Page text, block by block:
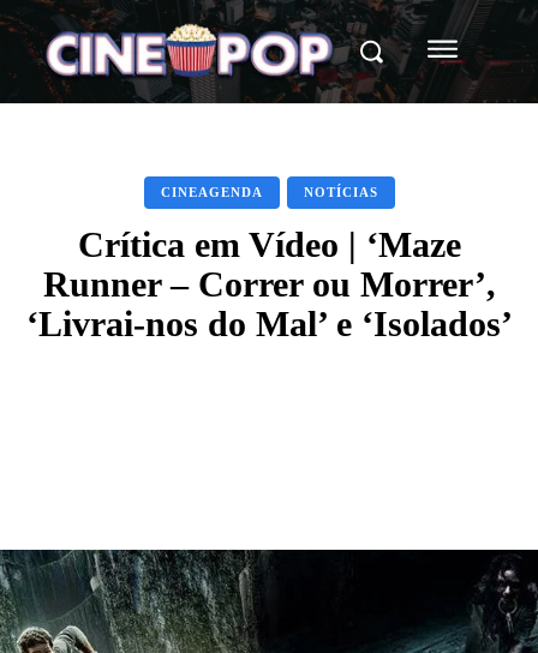
CINEAGENDA NOTÍCIAS
Crítica em Vídeo | ‘Maze
Runner – Correr ou Morrer’,
‘Livrai-nos do Mal’ e ‘Isolados’